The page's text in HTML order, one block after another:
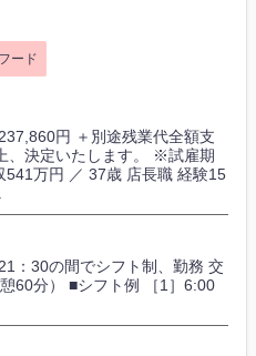
ード
円 ＋別途残業代全額支
、決定いたします。 ※試雇期
541万円 ／ 37歳 店長職 経験15
：30の間でシフト制、勤務 交
60分） ■シフト例 ［1］6:00